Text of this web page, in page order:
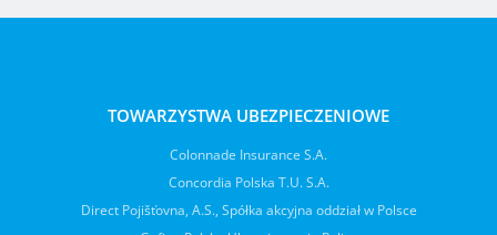
TOWARZYSTWA UBEZPIECZENIOWE
Colonnade Insurance S.A.
Concordia Polska T.U. S.A.
Direct Pojišťovna, A.S., Spółka akcyjna oddział w Polsce